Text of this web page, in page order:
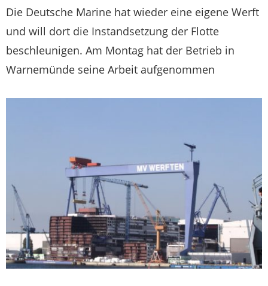
Die Deutsche Marine hat wieder eine eigene Werft
und will dort die Instandsetzung der Flotte
beschleunigen. Am Montag hat der Betrieb in
Warnemünde seine Arbeit aufgenommen